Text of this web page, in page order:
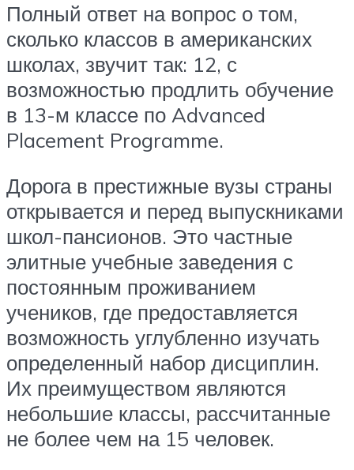
Полный ответ на вопрос о том,
сколько классов в американских
школах, звучит так: 12, с
возможностью продлить обучение
в 13-м классе по Advanced
Placement Programme.
Дорога в престижные вузы страны
открывается и перед выпускниками
школ-пансионов. Это частные
элитные учебные заведения с
постоянным проживанием
учеников, где предоставляется
возможность углубленно изучать
определенный набор дисциплин.
Их преимуществом являются
небольшие классы, рассчитанные
не более чем на 15 человек.